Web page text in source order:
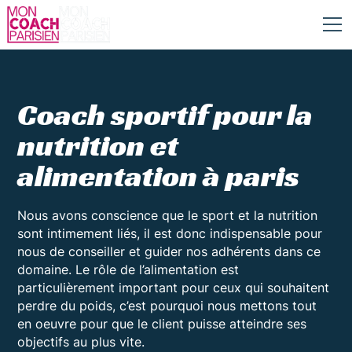
Coach sportif pour la
nutrition et
alimentation à paris
Nous avons conscience que le sport et la nutrition
sont intimement liés, il est donc indispensable pour
nous de conseiller et guider nos adhérents dans ce
domaine. Le rôle de l’alimentation est
particulièrement important pour ceux qui souhaitent
perdre du poids, c’est pourquoi nous mettons tout
en oeuvre pour que le client puisse atteindre ses
objectifs au plus vite.